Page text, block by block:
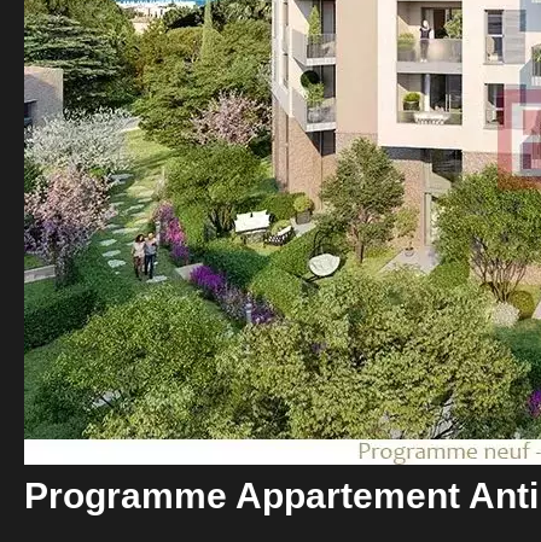
Programme Appartement